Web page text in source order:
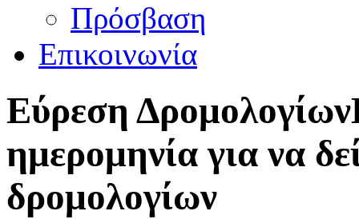
Πρόσβαση
Επικοινωνία
Εύρεση Δρομολογίων
ημερομηνία για να
δρομολογίων